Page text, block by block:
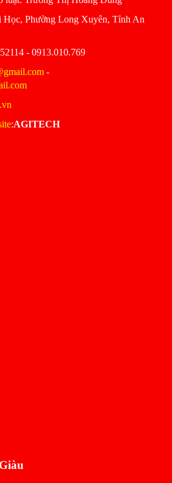
Phường Long Xuyên, Tỉnh An
- 0913.010.769
-
:AGITECH